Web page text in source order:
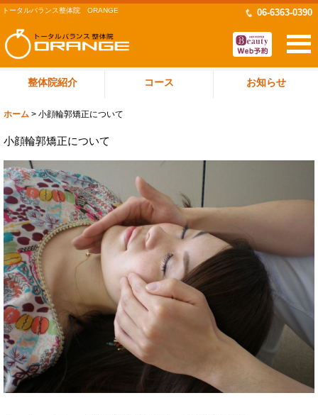
トータルバランス整体院 ORANGE 06-6363-0390
整体院紹介 コース お知らせ
ホーム > 小顔輪郭矯正について
小顔輪郭矯正について